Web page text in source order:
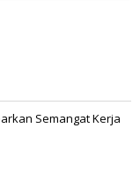
Semangat Kerja